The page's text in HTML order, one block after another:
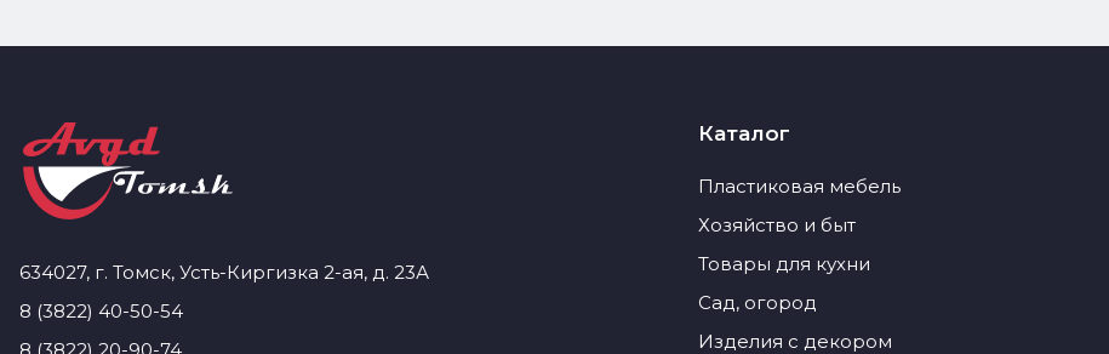
634027, г. Томск, Усть-Киргизка 2-ая, д. 23А
8 (3822) 40-50-54
Каталог
Пластиковая мебель
Хозяйство и быт
Товары для кухни
Сад, огород
Изделия с декором